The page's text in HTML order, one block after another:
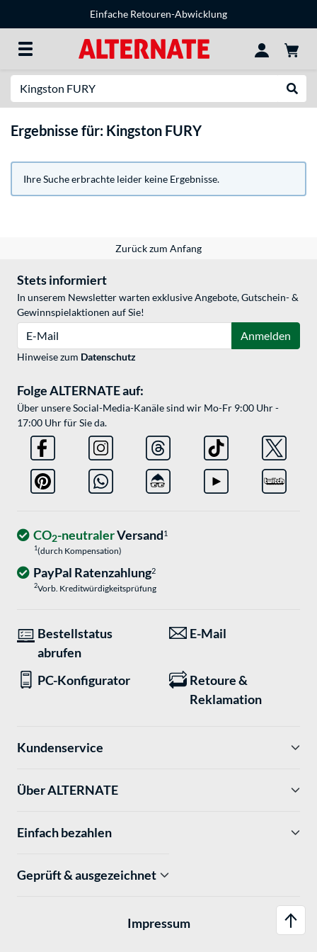
Einfache Retouren-Abwicklung
Ergebnisse für: Kingston FURY
Ihre Suche erbrachte leider keine Ergebnisse.
Zurück zum Anfang
Stets informiert
In unserem Newsletter warten exklusive Angebote, Gutschein- &
Gewinnspielaktionen auf Sie!
Anmelden
Hinweise zum Datenschutz
Folge ALTERNATE auf:
Über unsere Social-Media-Kanäle sind wir Mo-Fr 9:00 Uhr -
17:00 Uhr für Sie da.
CO2-neutralerVersand1
1(durch Kompensation)
PayPal Ratenzahlung2
2Vorb. Kreditwürdigkeitsprüfung
Bestellstatus
abrufen
E-Mail
PC-Konfigurator
Retoure &
Reklamation
Kundenservice
Über ALTERNATE
Einfach bezahlen
Geprüft & ausgezeichnet
Impressum